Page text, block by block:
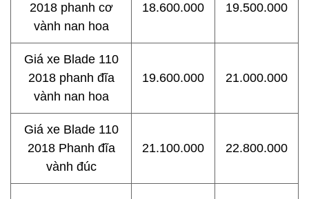
2018 phanh cơ
vành nan hoa
18.600.000 19.500.000
Giá xe Blade 110
2018 phanh đĩa
vành nan hoa
19.600.000 21.000.000
Giá xe Blade 110
2018 Phanh đĩa
vành đúc
21.100.000 22.800.000